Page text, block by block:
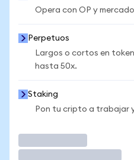
Opera con OP y
Perpetuos
Largos o cortos en
hasta 50x.
Staking
Pon tu cripto a trabajar